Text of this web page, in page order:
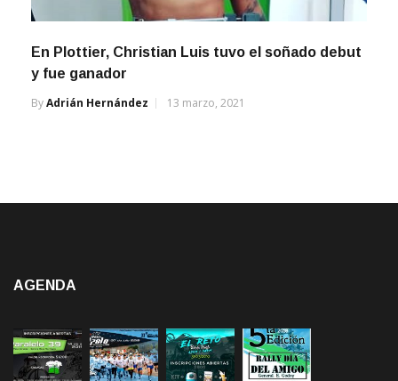
En Plottier, Christian Luis tuvo el soñado debut
y fue ganador
ByAdrián Hernández 13 marzo, 2021
AGENDA